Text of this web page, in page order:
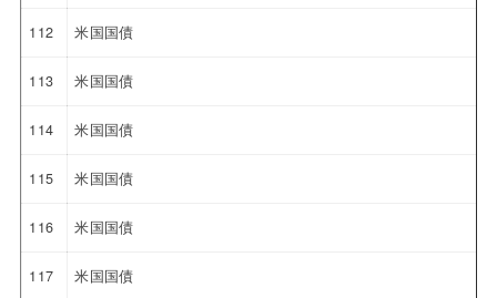
112 米国国債
113 米国国債
114 米国国債
115 米国国債
116 米国国債
117 米国国債